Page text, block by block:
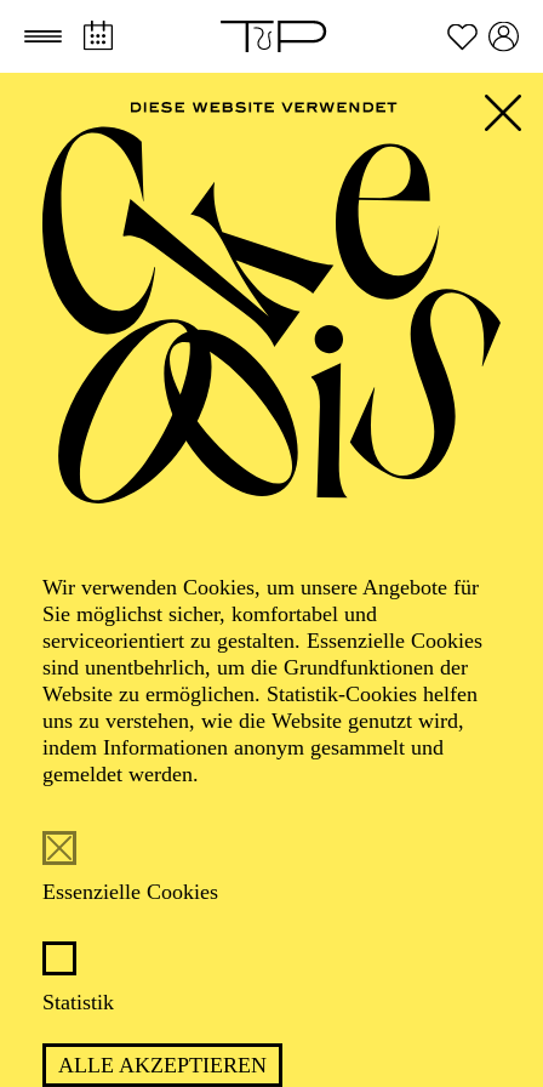
Zum Hauptinhalt springen Zum Footer springen
Wir verwenden Cookies, um unsere Angebote für
Sie möglichst sicher, komfortabel und
serviceorientiert zu gestalten. Essenzielle Cookies
sind unentbehrlich, um die Grundfunktionen der
Website zu ermöglichen. Statistik-Cookies helfen
uns zu verstehen, wie die Website genutzt wird,
indem Informationen anonym gesammelt und
gemeldet werden.
Essenzielle Cookies
Statistik
ALLE AKZEPTIEREN
Foto: Benne Ochs
Astrik Khanamiryan
(Astrik Khanamiryan) hat schon früh die Liebe zur